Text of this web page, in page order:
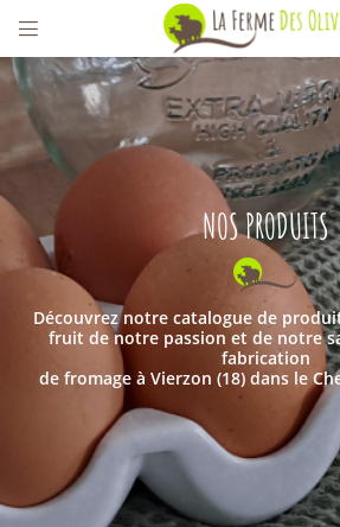

18100 Vierzon
02 48 75 17 94
Adresse email de réception
Recopier le code ci-contre
Rafraîchir le captcha
NOS PRODUITS
Découvrez notre catalogue de
fruit de notre passion et de notre
fabrication
de fromage à Vierzon (18) dans le